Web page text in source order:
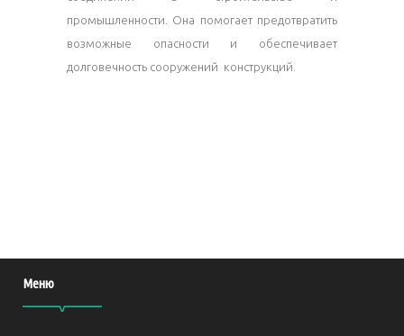
промышленности. Она помогает предотвратить
возможные опасности и обеспечивает
долговечность сооружений конструкций.
Меню